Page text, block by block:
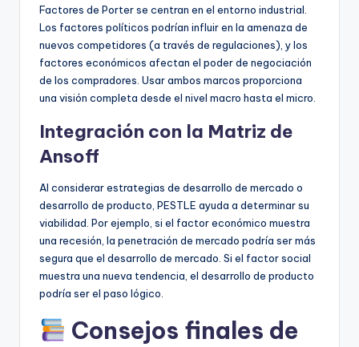
Factores de Porter se centran en el entorno industrial.
Los factores políticos podrían influir en la amenaza de
nuevos competidores (a través de regulaciones), y los
factores económicos afectan el poder de negociación
de los compradores. Usar ambos marcos proporciona
una visión completa desde el nivel macro hasta el micro.
Integración con la Matriz de
Ansoff
Al considerar estrategias de desarrollo de mercado o
desarrollo de producto, PESTLE ayuda a determinar su
viabilidad. Por ejemplo, si el factor económico muestra
una recesión, la penetración de mercado podría ser más
segura que el desarrollo de mercado. Si el factor social
muestra una nueva tendencia, el desarrollo de producto
podría ser el paso lógico.
Consejos finales de